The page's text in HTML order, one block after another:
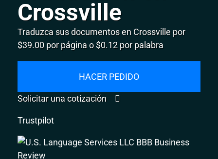
Crossville
Traduzca sus documentos en Crossville por
$39.00 por página o $0.12 por palabra
HACER PEDIDO
Solicitar una cotización
Trustpilot